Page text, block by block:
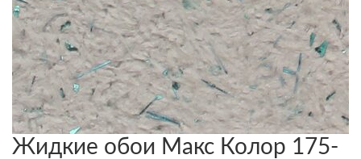
Жидкие обои Макс Колор 175-